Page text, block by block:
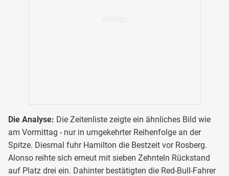
Die Analyse: Die Zeitenliste zeigte ein ähnliches Bild wie
am Vormittag - nur in umgekehrter Reihenfolge an der
Spitze. Diesmal fuhr Hamilton die Bestzeit vor Rosberg.
Alonso reihte sich erneut mit sieben Zehnteln Rückstand
auf Platz drei ein. Dahinter bestätigten die Red-Bull-Fahrer